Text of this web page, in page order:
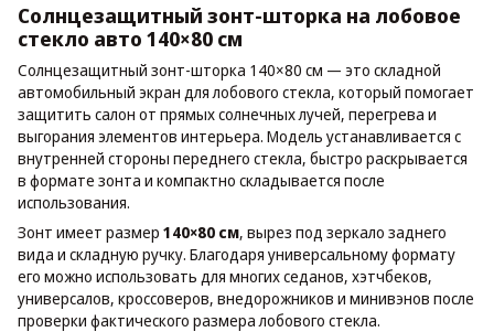
Солнцезащитный зонт-шторка на лобовое
стекло авто 140×80 см
Солнцезащитный зонт-шторка 140×80 см — это складной
автомобильный экран для лобового стекла, который помогает
защитить салон от прямых солнечных лучей, перегрева и
выгорания элементов интерьера. Модель устанавливается с
внутренней стороны переднего стекла, быстро раскрывается
в формате зонта и компактно складывается после
использования.
Зонт имеет размер 140×80 см, вырез под зеркало заднего
вида и складную ручку. Благодаря универсальному формату
его можно использовать для многих седанов, хэтчбеков,
универсалов, кроссоверов, внедорожников и минивэнов после
проверки фактического размера лобового стекла.